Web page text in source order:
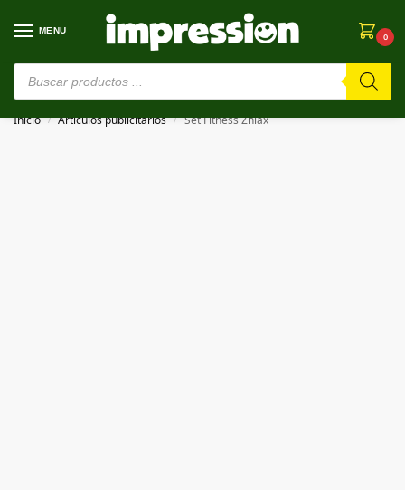
MENU
0
⚠️ Estamos en pruebas. Si algo falla, ¡Perdón!⚠️
Inicio / Artículos publicitarios / Set Fitness Zhiax